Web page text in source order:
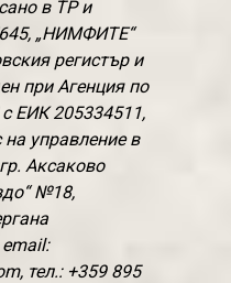
в ТР и
„НИМФИТЕ“
регистър и
при Агенция по
ЕИК 205334511,
управление в
Аксаково
№18,
тел.: +359 895